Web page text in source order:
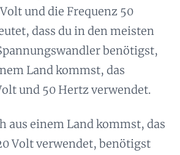
und die Frequenz 50
dass du in den meisten
benötigst,
Land kommst, das
und 50 Hertz verwendet.
aus einem Land kommst, das
Volt verwendet, benötigst